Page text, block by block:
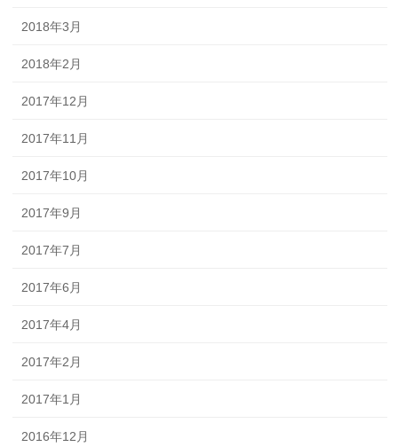
2018年3月
2018年2月
2017年12月
2017年11月
2017年10月
2017年9月
2017年7月
2017年6月
2017年4月
2017年2月
2017年1月
2016年12月